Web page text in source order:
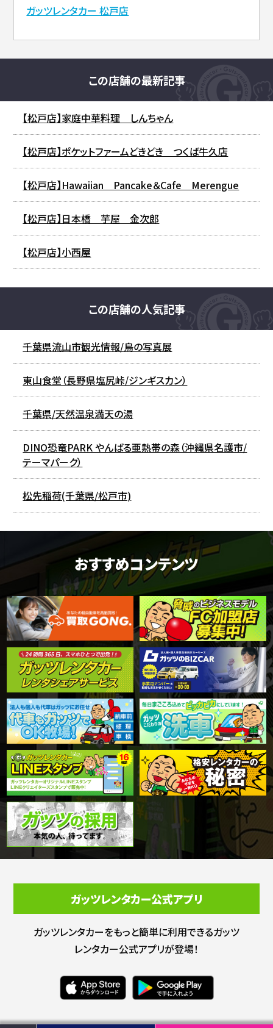
ガッツレンタカー 松戸店
この店舗の最新記事
【松戸店】家庭中華料理 しんちゃん
【松戸店】ポケットファームどきどき つくば牛久店
【松戸店】Hawaiian Pancake＆Cafe Merengue
【松戸店】日本橋 芋屋 金次郎
【松戸店】小西屋
この店舗の人気記事
千葉県流山市観光情報/鳥の写真展
東山食堂（長野県塩尻峠/ジンギスカン）
千葉県/天然温泉満天の湯
DINO恐竜PARK やんばる亜熱帯の森（沖縄県名護市/
テーマパーク）
松先稲荷(千葉県/松戸市)
おすすめコンテンツ
ガッツレンタカー公式アプリ
ガッツレンタカーをもっと簡単に利用できるガッツ
レンタカー公式アプリが登場！